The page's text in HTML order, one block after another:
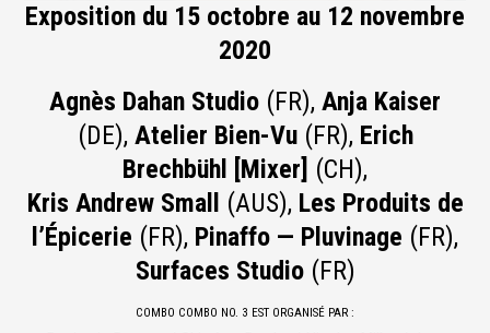
Exposition du 15 octobre au 12 novembre
2020
Agnès Dahan Studio (FR), Anja Kaiser
(DE), Atelier Bien-Vu(FR), Erich
Brechbühl [Mixer] (CH),
Kris Andrew Small
(AUS), Les Produits de
l’Épicerie (FR), Pinaffo — Pluvinage (FR),
Surfaces Studio(FR)
COMBO COMBO NO. 3 EST ORGANISÉ PAR :